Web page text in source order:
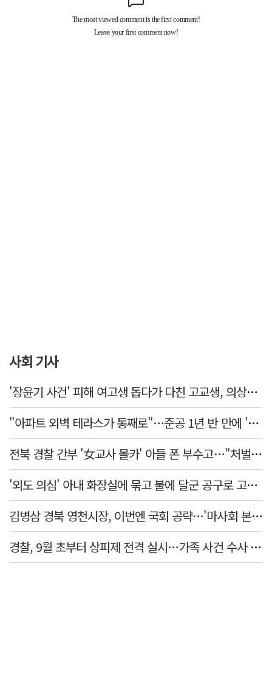
사회 기사
'장윤기 사건' 피해 여고생 돕다가 다친 고교생, 의상자 인정
"아파트 외벽 테라스가 통째로"…준공 1년 반 만에 '아찔 사고'
전북 경찰 간부 '女교사 몰카' 아들 폰 부수고…"처벌 못하는 사안" 내부망에 글
'외도 의심' 아내 화장실에 묶고 불에 달군 공구로 고문…남편 검거
김병삼 경북 영천시장, 이번엔 국회 공략…'마사회 본사 이전·광역교통망 확충' 요청
경찰, 9월 초부터 상피제 전격 실시…가족 사건 수사 못해